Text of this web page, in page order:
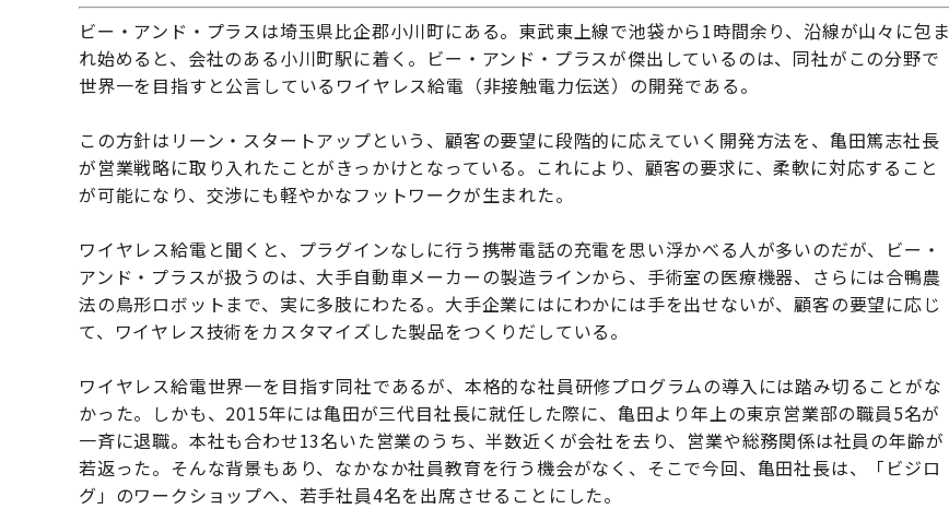
ビー・アンド・プラスは埼玉県比企郡小川町にある。東武東上線で池袋から1時間余り、沿線が山々に包ま
れ始めると、会社のある小川町駅に着く。ビー・アンド・プラスが傑出しているのは、同社がこの分野で
世界一を目指すと公言しているワイヤレス給電（非接触電力伝送）の開発である。
この方針はリーン・スタートアップという、顧客の要望に段階的に応えていく開発方法を、亀田篤志社長
が営業戦略に取り入れたことがきっかけとなっている。これにより、顧客の要求に、柔軟に対応すること
が可能になり、交渉にも軽やかなフットワークが生まれた。
ワイヤレス給電と聞くと、プラグインなしに行う携帯電話の充電を思い浮かべる人が多いのだが、ビー・
アンド・プラスが扱うのは、大手自動車メーカーの製造ラインから、手術室の医療機器、さらには合鴨農
法の鳥形ロボットまで、実に多肢にわたる。大手企業にはにわかには手を出せないが、顧客の要望に応じ
て、ワイヤレス技術をカスタマイズした製品をつくりだしている。
ワイヤレス給電世界一を目指す同社であるが、本格的な社員研修プログラムの導入には踏み切ることがな
かった。しかも、2015年には亀田が三代目社長に就任した際に、亀田より年上の東京営業部の職員5名が
一斉に退職。本社も合わせ13名いた営業のうち、半数近くが会社を去り、営業や総務関係は社員の年齢が
若返った。そんな背景もあり、なかなか社員教育を行う機会がなく、そこで今回、亀田社長は、「ビジロ
グ」のワークショップへ、若手社員4名を出席させることにした。